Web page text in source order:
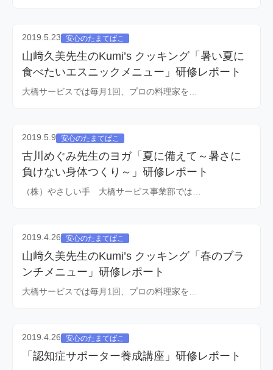
2019.5.23 安心のたまてばこ
山﨑久美先生のKumi’s クッキング「暑い夏に
食べたいエスニックメニュー」研修レポート
大橋サービスでは毎月1回、プロの料理家を…
2019.5.9 安心のたまてばこ
古川めぐみ先生のヨガ「夏に備えて～暑さに
負けない身体つくり～」研修レポート
（株）やさしい手 大橋サービス事業部では…
2019.4.26 安心のたまてばこ
山﨑久美先生のKumi’s クッキング「春のブラ
ンチメニュー」研修レポート
大橋サービスでは毎月1回、プロの料理家を…
2019.4.26 安心のたまてばこ
「認知症サポーター養成講座」研修レポート